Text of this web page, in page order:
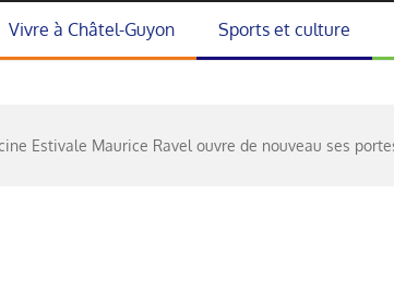
Vivre à Châtel-Guyon Sports et culture
Estivale Maurice Ravel ouvre de nouveau ses